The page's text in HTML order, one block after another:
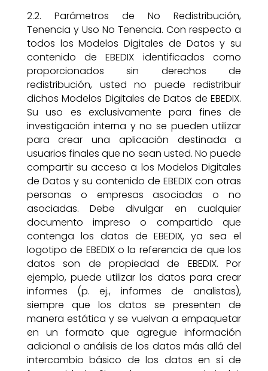
2.2. Parámetros de No Redistribución,
Tenencia y Uso No Tenencia. Con respecto a
todos los Modelos Digitales de Datos y su
contenido de EBEDIX identificados como
proporcionados sin derechos de
redistribución, usted no puede redistribuir
dichos Modelos Digitales de Datos de EBEDIX.
Su uso es exclusivamente para fines de
investigación interna y no se pueden utilizar
para crear una aplicación destinada a
usuarios finales que no sean usted. No puede
compartir su acceso a los Modelos Digitales
de Datos y su contenido de EBEDIX con otras
personas o empresas asociadas o no
asociadas. Debe divulgar en cualquier
documento impreso o compartido que
contenga los datos de EBEDIX, ya sea el
logotipo de EBEDIX o la referencia de que los
datos son de propiedad de EBEDIX. Por
ejemplo, puede utilizar los datos para crear
informes (p. ej., informes de analistas),
siempre que los datos se presenten de
manera estática y se vuelvan a empaquetar
en un formato que agregue información
adicional o análisis de los datos más allá del
intercambio básico de los datos en sí de